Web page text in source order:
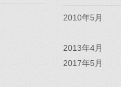
2010年5月
2013年4月
2017年5月